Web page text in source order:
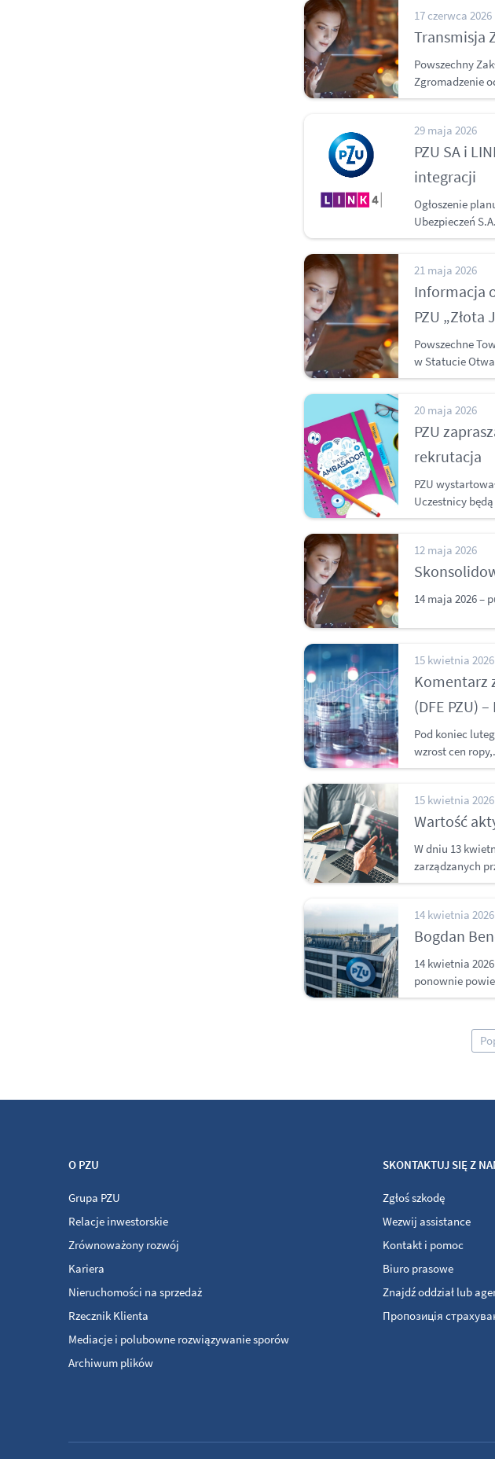
17 czerwca 2026
Transmisja
Powszechny
Zgromadzenie
29 maja 2026
PZU SA i
integracji
Ogłoszenie
Ubezpieczeń
21 maja 2026
Informacja
PZU „Złota
Powszechne
w Statucie
20 maja 2026
PZU
rekrutacja
PZU
Uczestnicy
12 maja 2026
14 maja 2026 –
15 kwietnia 2026
Komentarz
(DFE PZU)
Pod koniec
wzrost cen
15 kwietnia 2026
Wartość
W dniu 13
zarządzanych
14 kwietnia 2026
Bogdan
14 kwietnia
ponownie
O PZU
Grupa PZU
Relacje inwestorskie
Zrównoważony rozwój
Kariera
Nieruchomości na sprzedaż
Rzecznik Klienta
Mediacje i polubowne rozwiązywanie sporów
Archiwum plików
SKONTAKTUJ SIĘ Z
Zgłoś szkodę
Wezwij assistance
Kontakt i pomoc
Biuro prasowe
Znajdź oddział lub
Пропозиція